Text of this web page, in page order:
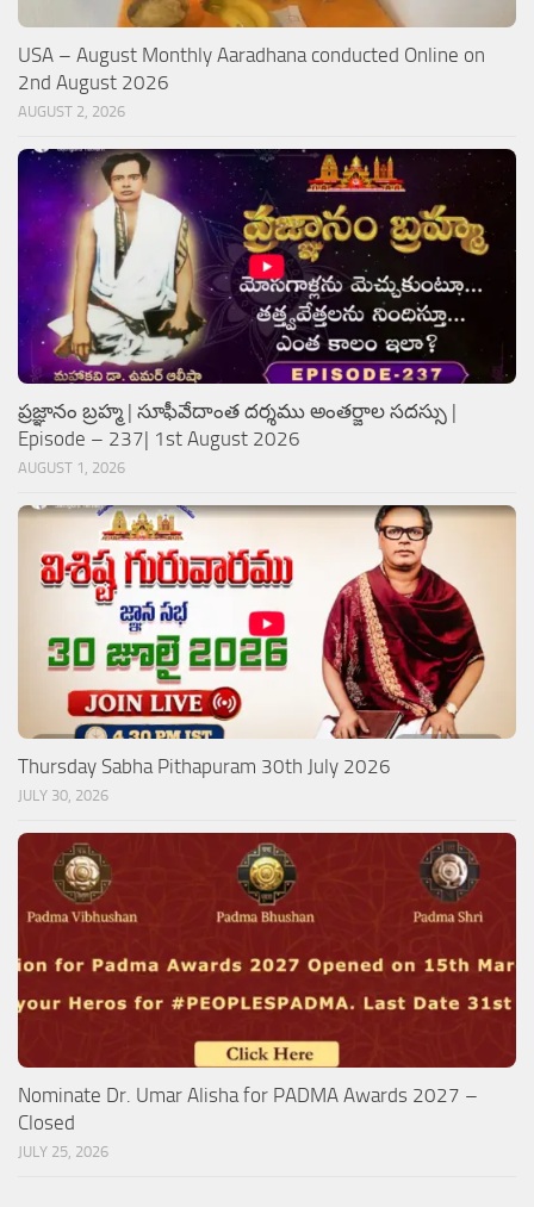
USA – August Monthly Aaradhana conducted Online on
2nd August 2026
AUGUST 2, 2026
ప్రజ్ఞానం బ్రహ్మ | సూఫీవేదాంత దర్శము అంతర్జాల సదస్సు |
Episode – 237| 1st August 2026
AUGUST 1, 2026
Thursday Sabha Pithapuram 30th July 2026
JULY 30, 2026
Nominate Dr. Umar Alisha for PADMA Awards 2027 –
Closed
JULY 25, 2026